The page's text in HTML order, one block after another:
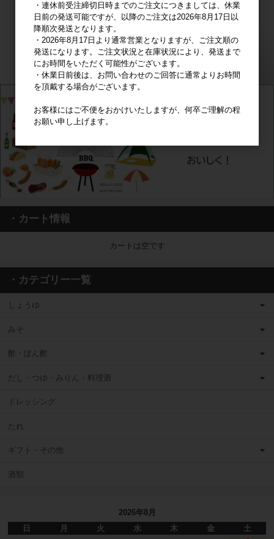
・カート情報
カートは空です
・カテゴリー一覧
しょうゆ
みそ
酢・ぽん酢
だし・つゆ・みりん・料理酒
ドレッシング
たれ
ギフト・その他
酒類
2026年8月
日
月 火 水 木 金
土
・連休前受注締切日時までのご注文につきましては、休業
日前の発送可能ですが、以降のご注文は2026年8月17日以
降順次発送となります。
・2026年8月17日より通常営業となりますが、ご注文順の
発送になります。ご注文状況と在庫状況により、発送まで
にお時間をいただく可能性がございます。
・休業日前後は、お問い合わせのご回答に通常よりお時間
を頂戴する場合がございます。
お客様にはご不便をおかけいたしますが、何卒ご理解の程
お願い申し上げます。